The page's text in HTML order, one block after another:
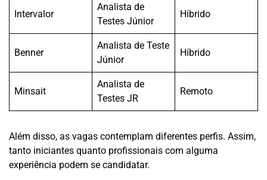
Intervalor
Analista de
Testes Júnior
Híbrido
Benner
Analista de Teste
Júnior
Híbrido
Minsait
Analista de
Testes JR
Remoto
Além disso, as vagas contemplam diferentes perfis. Assim,
tanto iniciantes quanto profissionais com alguma
experiência podem se candidatar.